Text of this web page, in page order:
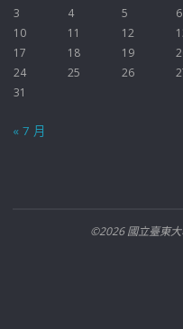
3
4 5 6
10
11 12
17
18 19
24
25 26
31
« 7 月
©2026 國立臺東